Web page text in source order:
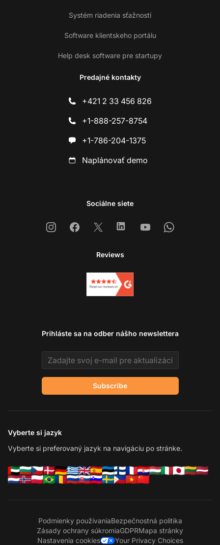
Systém riadenia sťažností
Software klientskeho portálu
Help desk software pre startupy
Predajné kontakty
+421 2 33 456 826
+1-888-257-8754
+1-786-204-1375
Naplánovať demo
Sociálne siete
InstagramFacebook
X LinkedinYoutubeWhatsapp
Reviews
Prihláste sa na odber nášho newslettera
Email address
Subscribe
Vyberte si jazyk
Vyberte si preferovaný jazyk na navigáciu po stránke.
Podmienky používaniaBezpečnostná politika
Zásady ochrany súkromiaGDPRMapa stránky
Nastavenia cookies
Your Privacy Choices